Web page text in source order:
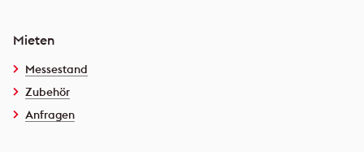
Mieten
Messestand
Zubehör
Anfragen